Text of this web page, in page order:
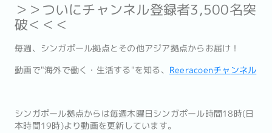
＞＞ついにチャンネル登録者3,500名突
破＜＜＜
毎週、シンガポール拠点とその他アジア拠点からお届け！
動画で"海外で働く・生活する"を知る、 Reeracoenチャ ンネル
シンガポール拠点からは毎週木曜日シンガポール時間18時(日
本時間19時)より動画を更新しています。